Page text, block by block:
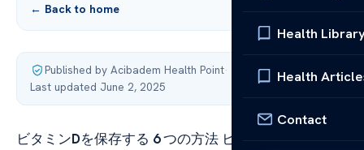
Health
Health
Contact
← Back to home
Published by Acibadem Health Point·
Last updated June 2, 2025
ビタミンDを保存する 6つの方法 ビタミンD は免疫シ